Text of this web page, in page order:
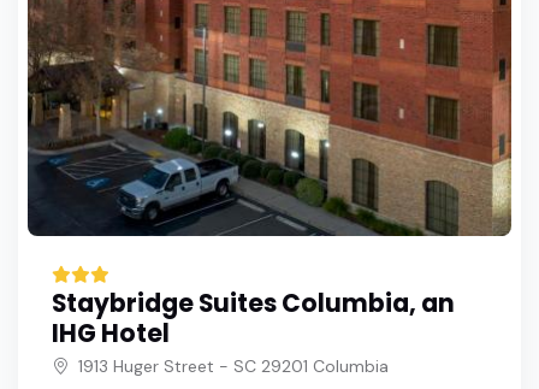
Staybridge Suites Columbia, an
IHG Hotel
1913 Huger Street - SC 29201 Columbia